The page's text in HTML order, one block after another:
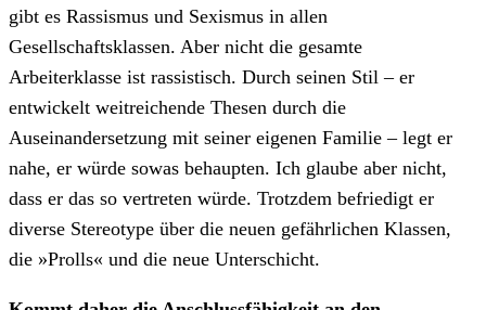
gibt es Rassismus und Sexismus in allen
Gesellschaftsklassen. Aber nicht die gesamte
Arbeiterklasse ist rassistisch. Durch seinen Stil – er
entwickelt weitreichende Thesen durch die
Auseinandersetzung mit seiner eigenen Familie – legt er
nahe, er würde sowas behaupten. Ich glaube aber nicht,
dass er das so vertreten würde. Trotzdem befriedigt er
diverse Stereotype über die neuen gefährlichen Klassen,
die »Prolls« und die neue Unterschicht.